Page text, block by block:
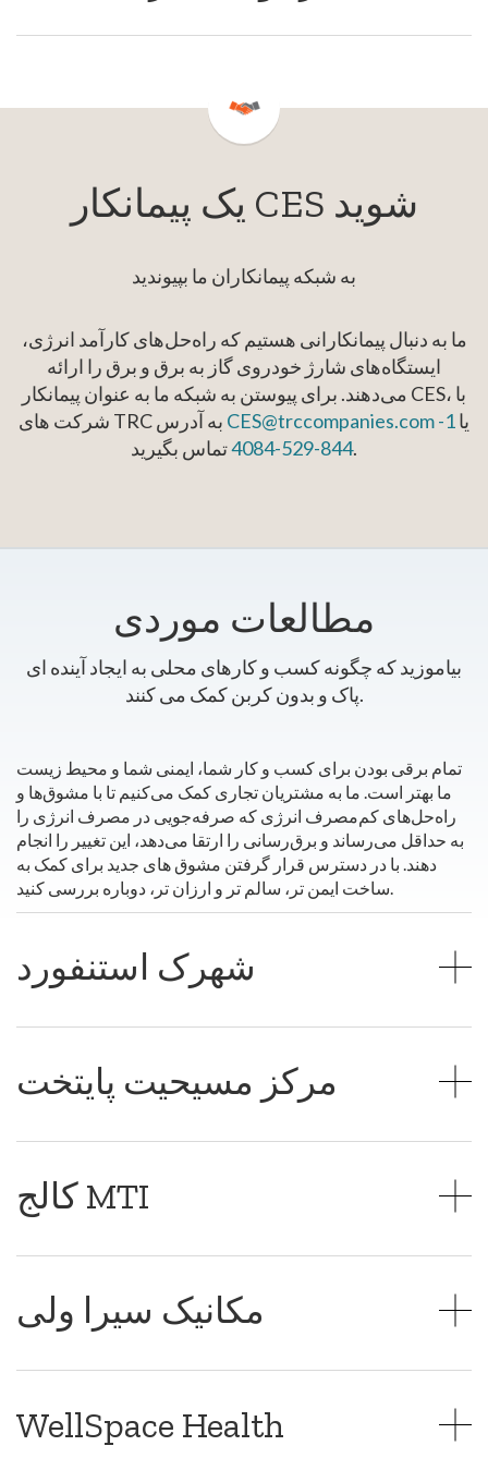
یک پیمانکار CES شوید
به شبکه پیمانکاران ما بپیوندید
ما به دنبال پیمانکارانی هستیم که راه‌حل‌های کارآمد انرژی،
ایستگاه‌های شارژ خودروی گاز به برق و برق را ارائه
می‌دهند. برای پیوستن به شبکه ما به عنوان پیمانکار CES، با
CES@trccompanies.com یا
1-
844-529-4084تماس بگیرید.
مطالعات موردی
بیاموزید که چگونه کسب و کارهای محلی به ایجاد آینده ای
پاک و بدون کربن کمک می کنند.
تمام برقی بودن برای کسب و کار شما، ایمنی شما و محیط زیست
ما بهتر است. ما به مشتریان تجاری کمک می‌کنیم تا با مشوق‌ها و
راه‌حل‌های کم‌مصرف انرژی که صرفه‌جویی در مصرف انرژی را
به حداقل می‌رساند و برق‌رسانی را ارتقا می‌دهد، این تغییر را انجام
دهند. با در دسترس قرار گرفتن مشوق های جدید برای کمک به
شهرک استنفورد
مرکز مسیحیت پایتخت
کالج MTI
مکانیک سیرا ولی
WellSpace Health